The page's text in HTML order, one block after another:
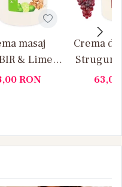
masaj
& Lime –
1000ML
RON
Crema
Struguri
63,00